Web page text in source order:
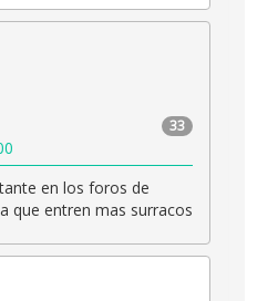
33
en los foros de
que entren mas surracos